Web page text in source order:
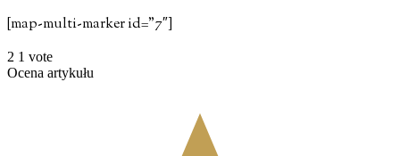
[map-multi-marker id=”7″]
2 1 vote
Ocena artykułu